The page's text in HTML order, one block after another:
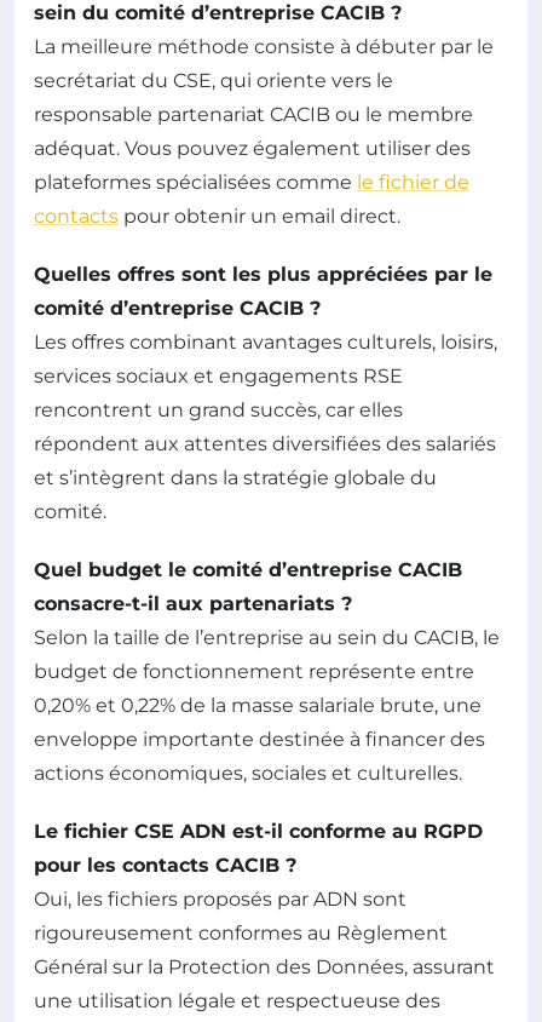
sein du comité d’entreprise CACIB ?
La meilleure méthode consiste à débuter par le
secrétariat du CSE, qui oriente vers le
responsable partenariat CACIB ou le membre
adéquat. Vous pouvez également utiliser des
plateformes spécialisées comme le fichier de
contacts pour obtenir un email direct.
Quelles offres sont les plus appréciées par le
comité d’entreprise CACIB ?
Les offres combinant avantages culturels, loisirs,
services sociaux et engagements RSE
rencontrent un grand succès, car elles
répondent aux attentes diversifiées des salariés
et s’intègrent dans la stratégie globale du
comité.
Quel budget le comité d’entreprise CACIB
consacre-t-il aux partenariats ?
Selon la taille de l’entreprise au sein du CACIB, le
budget de fonctionnement représente entre
0,20% et 0,22% de la masse salariale brute, une
enveloppe importante destinée à financer des
actions économiques, sociales et culturelles.
Le fichier CSE ADN est-il conforme au RGPD
pour les contacts CACIB ?
Oui, les fichiers proposés par ADN sont
rigoureusement conformes au Règlement
Général sur la Protection des Données, assurant
une utilisation légale et respectueuse des